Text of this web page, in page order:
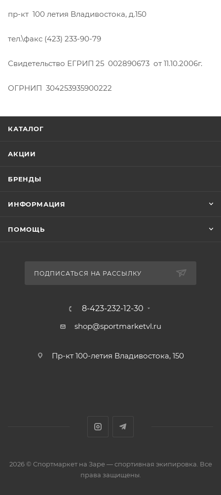
пр-кт 100 летия Владивостока, д.150
тел.\факс (423) 233-90-79
Свидетельство ЕГРИП 25 002890673 от 11.10.2006г.
ОГРНИП 304253935900222
КАТАЛОГ
АКЦИИ
БРЕНДЫ
ИНФОРМАЦИЯ
ПОМОЩЬ
ПОДПИСАТЬСЯ НА РАССЫЛКУ
8-423-232-12-30
shop@sportmarketvl.ru
Пр-кт 100-летия Владивостока, 150
2026 © Спортмаркет на Заре — спортивная экипировка. Все
права защищены.